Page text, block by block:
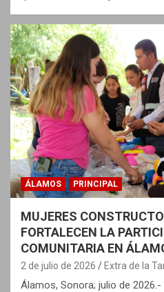
ÁLAMOS PRINCIPAL
MUJERES
FORTALECEN LA
COMUNITARIA EN
2 de julio de 2026 Extra de la
Álamos, Sonora; julio de